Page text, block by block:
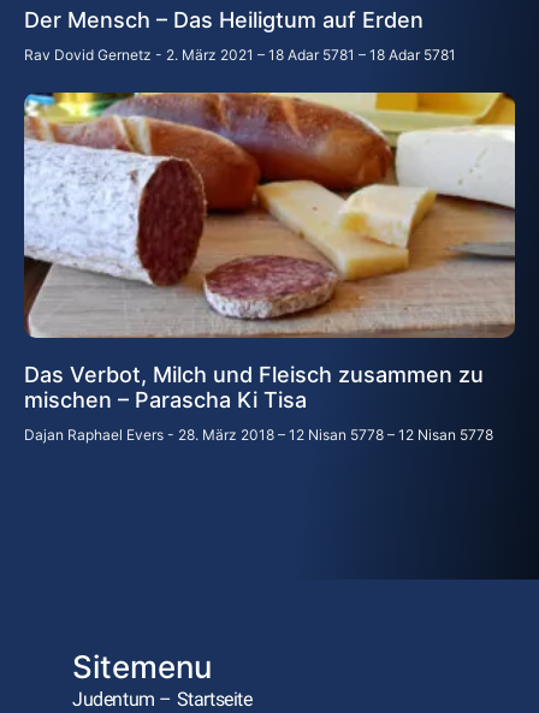
Der Mensch – Das Heiligtum auf Erden
Rav Dovid Gernetz 2. März 2021 – 18 Adar 5781 – 18 Adar 5781
Das Verbot, Milch und Fleisch zusammen zu
mischen – Parascha Ki Tisa
Dajan Raphael Evers 28. März 2018 – 12 Nisan 5778 – 12 Nisan 5778
Sitemenu
Judentum – Startseite